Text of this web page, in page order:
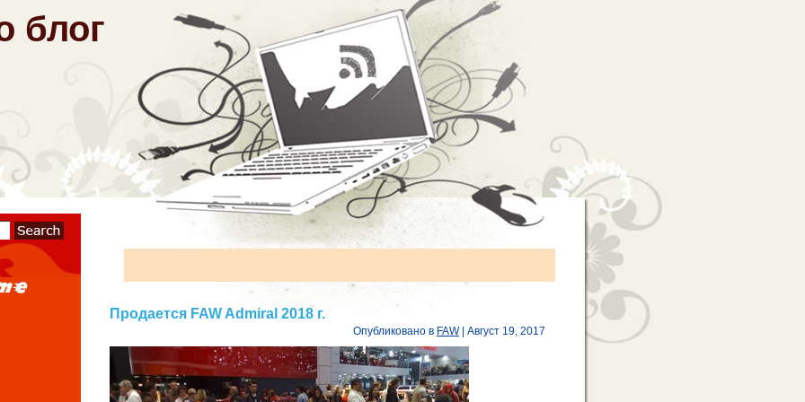
блог
Продается FAW Admiral 2018 г.
Опубликовано в FAW| Август 19, 2017